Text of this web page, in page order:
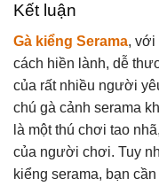
Kết luận
Gà kiểng Serama, với
cách hiền lành, dễ
của rất nhiều người
chú gà cảnh serama
là một thú chơi tao
của người chơi. Tuy
kiểng serama, bạn